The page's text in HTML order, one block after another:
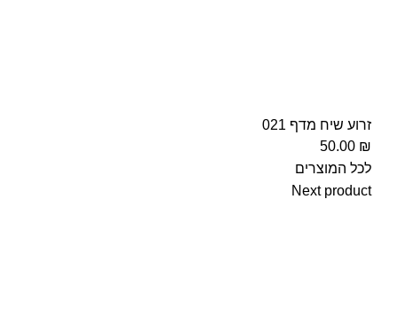
זרוע שיח מדף 021
₪
לכל המוצרים
Next product